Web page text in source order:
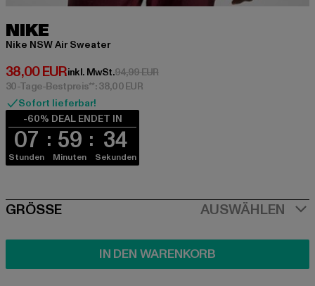
NIKE
Nike NSW Air Sweater
38,00 EUR
Derzeitiger Preis: 38,00 EUR
inkl. MwSt.94,99 EURAktionspreis: 94,99 EUR
30-Tage-Bestpreis**: 38,00 EUR
Sofort lieferbar!
-60% DEAL ENDET IN
07
Stunden
59
Minuten
34
Sekunden
SIZE
GRÖSSE AUSWÄHLEN
IN DEN WARENKORB